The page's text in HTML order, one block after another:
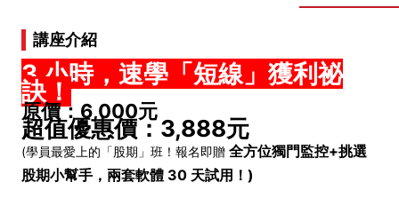
講座介紹
3 小時，速學「短線」獲利祕
訣！
原價：6,000元
超值優惠價：3,888元
(學員最愛上的「股期」班！報名即贈 全方位獨門監控+挑選
股期小幫手，兩套軟體 30 天試用！)